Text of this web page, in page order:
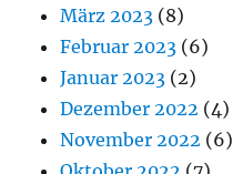
März 2023 (8)
Februar 2023 (6)
Januar 2023 (2)
Dezember 2022 (4)
November 2022 (6)